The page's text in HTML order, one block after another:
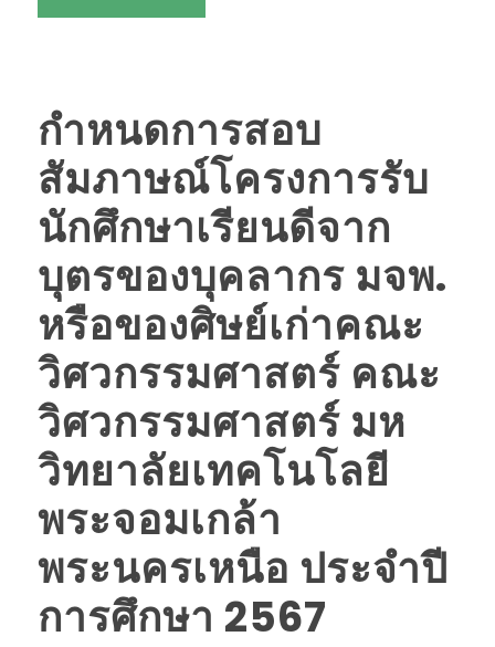
กำหนดการสอบ
สัมภาษณ์โครงการรับ
นักศึกษาเรียนดีจาก
บุตรของบุคลากร มจพ.
หรือของศิษย์เก่าคณะ
วิศวกรรมศาสตร์ คณะ
วิศวกรรมศาสตร์ มห
วิทยาลัยเทคโนโลยี
พระจอมเกล้า
พระนครเหนือ ประจำปี
การศึกษา 2567